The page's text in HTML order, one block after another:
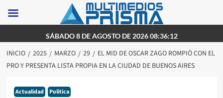
al
contenido
SÁBADO 8 DE AGOSTO DE 2026 08:36:12
INICIO 2025 MARZO 29
EL MID DE OSCAR ZAGO ROMPIÓ CON EL
PRO Y PRESENTA LISTA PROPIA EN LA CIUDAD DE BUENOS AIRES
Actualidad Politica